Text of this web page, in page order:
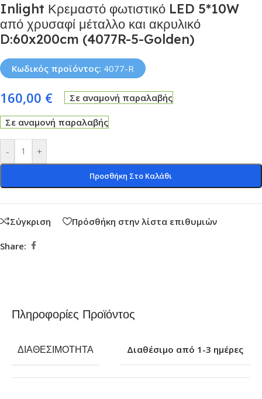
Inlight Κρεμαστό φωτιστικό LED 5*10W
από χρυσαφί μέταλλο και ακρυλικό
D:60x200cm (4077R-5-Golden)
Κωδικός προϊόντος: 4077-R
160,00 € Σε αναμονή παραλαβής
Σε αναμονή παραλαβής
- +
Προσθήκη Στο Καλάθι
Σύγκριση Πρόσθήκη στην λίστα επιθυμιών
Share:
Πληροφορίες Προϊόντος
ΔΙΑΘΕΣΙΜΌΤΗΤΑ Διαθέσιμο από 1-3 ημέρες